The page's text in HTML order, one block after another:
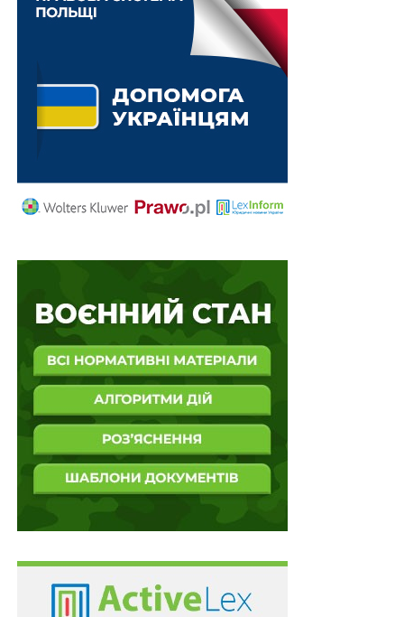
Схожі статті:
До 25 млн євро підтримки на реалізацію
Показник регіональної підтримки не
враховується у розрахунку собівартості
6 завдань єдиної інформаційної системи
соціальної підтримки
правових актів збільшено до 120 днів
220 млн грн з фонду енергетики та
комунальних послуг спрямовано на оборону
ПОВ'ЯЗАНІ ТЕМИ: FEATURED LEX ЕЛЕКТРОЕНЕРГІЯ
НАСТУПНА
Україна доєднається до Рекомендації ОЕСР з
управління інфраструктурою
НЕ ПРОПУСТІТЬ
Затверджено оклади працівників «Офісу
перекладів»